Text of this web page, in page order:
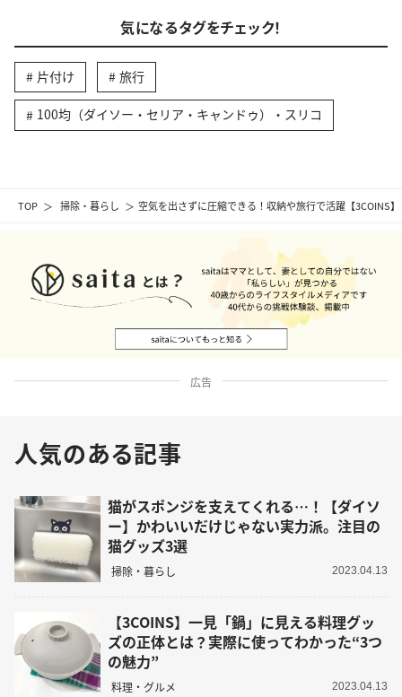
TOP 掃除・暮らし 空気を出さずに圧縮できる！収納や旅行で活躍【3COINS
気になるタグをチェック！
片付け 旅行
100均（ダイソー・セリア・キャンドゥ）・スリコ
広告
人気のある記事
猫がスポンジを支えてくれる…！【ダイソ
ー】かわいいだけじゃない実力派。注目の
猫グッズ3選
掃除・暮らし 2023.04.13
【3COINS】一見「鍋」に見える料理グッ
ズの正体とは？実際に使ってわかった“3つ
の魅力”
料理・グルメ 2023.04.13